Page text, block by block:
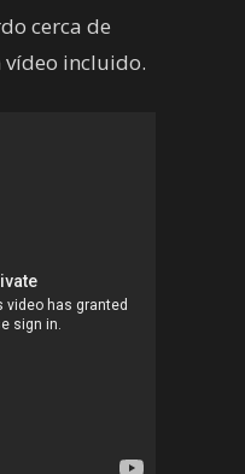
cerca de
vídeo incluido.